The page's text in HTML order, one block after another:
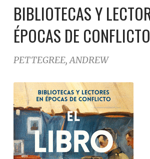
BIBLIOTECAS Y LECTORES EN
ÉPOCAS DE CONFLICTO
PETTEGREE, ANDREW